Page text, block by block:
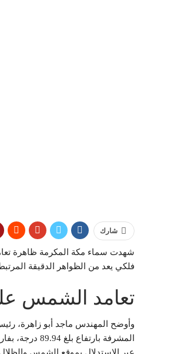
شارك
فلكي يعد من الظواهر الدقيقة
تعامد الشمس
وأوضح المهندس ماجد أبو زاهرة،
عبر الاستدلال بموقع الشمس